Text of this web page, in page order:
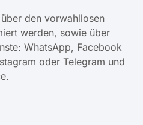
den vorwahllosen
werden, sowie über
WhatsApp, Facebook
oder Telegram und